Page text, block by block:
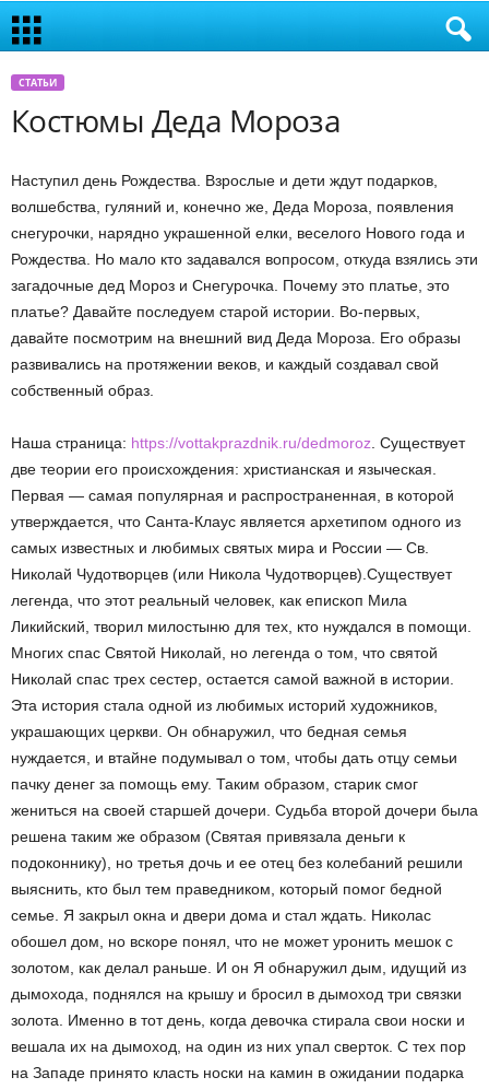
СТАТЬИ
Костюмы Деда Мороза
Наступил день Рождества. Взрослые и дети ждут подарков,
волшебства, гуляний и, конечно же, Деда Мороза, появления
снегурочки, нарядно украшенной елки, веселого Нового года и
Рождества. Но мало кто задавался вопросом, откуда взялись эти
загадочные дед Мороз и Снегурочка. Почему это платье, это
платье? Давайте последуем старой истории. Во-первых,
давайте посмотрим на внешний вид Деда Мороза. Его образы
развивались на протяжении веков, и каждый создавал свой
собственный образ.
Наша страница: https://vottakprazdnik.ru/dedmoroz . Существует
две теории его происхождения: христианская и языческая.
Первая — самая популярная и распространенная, в которой
утверждается, что Санта-Клаус является архетипом одного из
самых известных и любимых святых мира и России — Св.
Николай Чудотворцев (или Никола Чудотворцев).Существует
легенда, что этот реальный человек, как епископ Мила
Ликийский, творил милостыню для тех, кто нуждался в помощи.
Многих спас Святой Николай, но легенда о том, что святой
Николай спас трех сестер, остается самой важной в истории.
Эта история стала одной из любимых историй художников,
украшающих церкви. Он обнаружил, что бедная семья
нуждается, и втайне подумывал о том, чтобы дать отцу семьи
пачку денег за помощь ему. Таким образом, старик смог
жениться на своей старшей дочери. Судьба второй дочери была
решена таким же образом (Святая привязала деньги к
подоконнику), но третья дочь и ее отец без колебаний решили
выяснить, кто был тем праведником, который помог бедной
семье. Я закрыл окна и двери дома и стал ждать. Николас
обошел дом, но вскоре понял, что не может уронить мешок с
золотом, как делал раньше. И он Я обнаружил дым, идущий из
дымохода, поднялся на крышу и бросил в дымоход три связки
золота. Именно в тот день, когда девочка стирала свои носки и
вешала их на дымоход, на один из них упал сверток. С тех пор
на Западе принято класть носки на камин в ожидании подарка